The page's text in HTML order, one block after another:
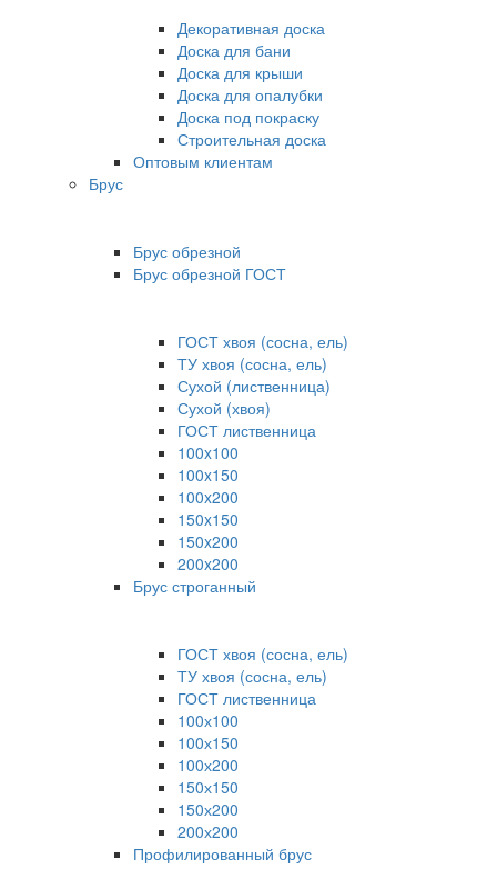
Декоративная доска
Доска для бани
Доска для крыши
Доска для опалубки
Доска под покраску
Строительная доска
Оптовым клиентам
Брус
Брус обрезной
Брус обрезной ГОСТ
ГОСТ хвоя (сосна, ель)
ТУ хвоя (сосна, ель)
Сухой (лиственница)
Сухой (хвоя)
ГОСТ лиственница
100x100
100x150
100x200
150x150
150x200
200x200
Брус строганный
ГОСТ хвоя (сосна, ель)
ТУ хвоя (сосна, ель)
ГОСТ лиственница
100х100
100х150
100х200
150х150
150х200
200х200
Профилированный брус